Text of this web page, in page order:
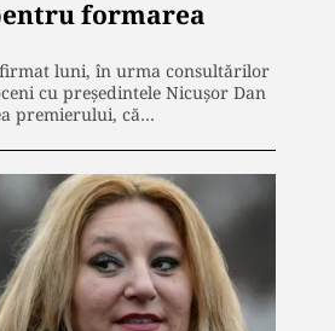
formarea
luni, în urma consultărilor
cu președintele Nicușor Dan
premierului, că…